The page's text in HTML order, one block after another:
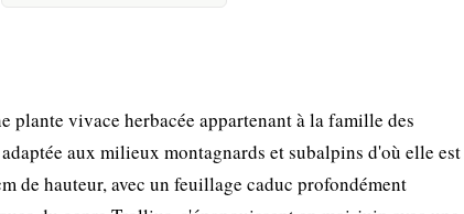
vivace herbacée appartenant à la famille des
aux milieux montagnards et subalpins d'où elle est
de hauteur, avec un feuillage caduc profondément